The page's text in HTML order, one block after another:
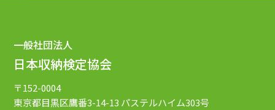
一般社団法人
日本収納検定協会
〒152-0004
東京都目黒区鷹番3-14-13 パステルハイム303号